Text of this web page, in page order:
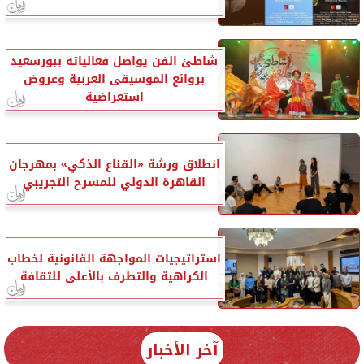
شاطئ الفن يواصل فعالياته ببورسعيد
بروائع الموسيقى العربية وعروض
استعراضية
انطلاق ورشة «القناع الذكي» بمهرجان
القاهرة الدولي للمسرح التجريبي
استراتيجيات المواجهة القانونية لخطاب
الكراهية والتطرف بالأعلى للثقافة
آخر الأخبار